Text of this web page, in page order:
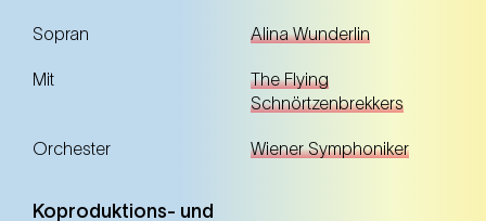
Sopran Alina Wunderlin
Mit
The Flying
Schnörtzenbrekkers
Orchester Wiener Symphoniker
Koproduktions- und